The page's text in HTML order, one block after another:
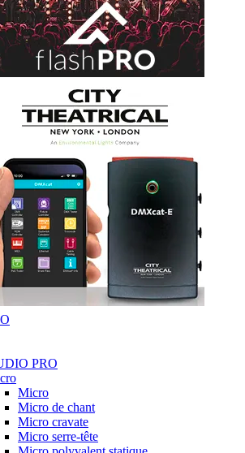
PRO
Micro
Micro de chant
Micro cravate
Micro serre-tête